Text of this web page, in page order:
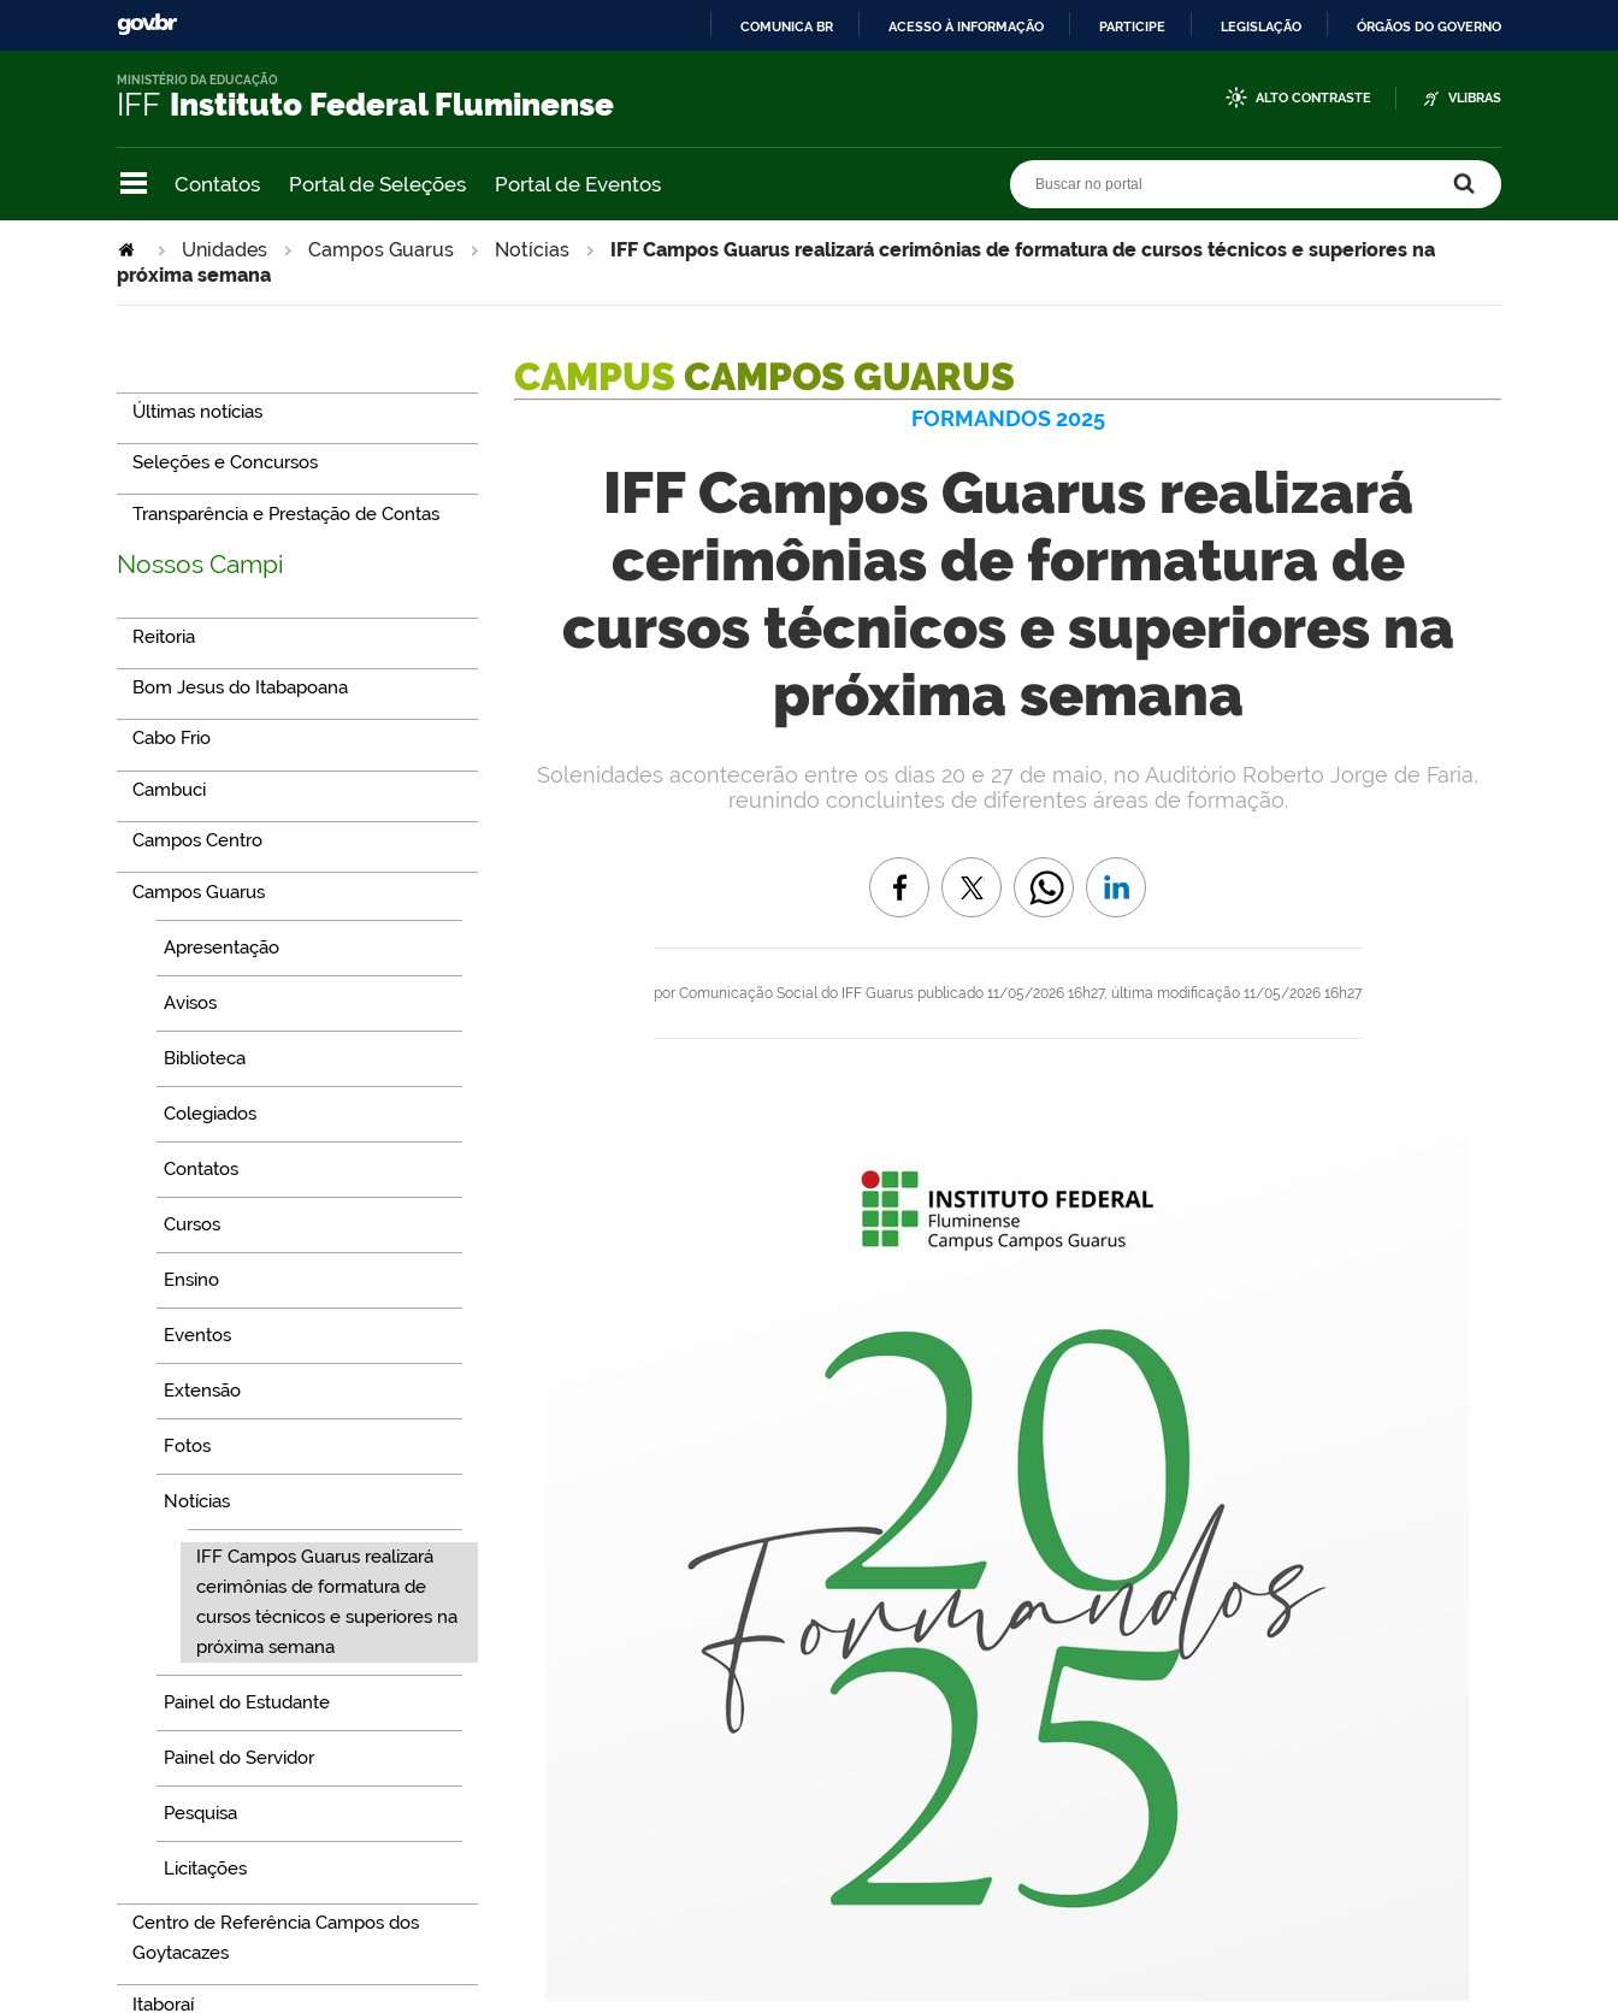
COMUNICA BR ACESSO À INFORMAÇÃO PARTICIPE LEGISLAÇÃO ÓRGÃOS DO GOVERNO
IFF Instituto Federal Fluminense
MINISTÉRIO DA EDUCAÇÃO
ALTO CONTRASTE VLIBRAS
Contatos Portal de Seleções Portal de Eventos
Unidades Campos Guarus Notícias
IFF Campos Guarus realizará cerimônias de formatura de cursos técnicos e superiores na
próxima semana
Últimas notícias
Seleções e Concursos
Transparência e Prestação de Contas
Nossos Campi
Reitoria
Bom Jesus do Itabapoana
Cabo Frio
Cambuci
Campos Centro
Campos Guarus
Apresentação
Avisos
Biblioteca
Colegiados
Contatos
Cursos
Ensino
Eventos
Extensão
Fotos
Notícias
IFF Campos Guarus realizará
cerimônias de formatura de
cursos técnicos e superiores na
próxima semana
Painel do Estudante
Painel do Servidor
Pesquisa
Licitações
Centro de Referência Campos dos
Goytacazes
Itaboraí
CAMPUS CAMPOS GUARUS
FORMANDOS 2025
IFF Campos Guarus realizará
cerimônias de formatura de
cursos técnicos e superiores na
próxima semana
por Comunicação Social do IFF Guarus publicado 11/05/2026 16h27, última modificação 11/05/2026 16h27
Solenidades acontecerão entre os dias 20 e 27 de maio, no Auditório Roberto Jorge de Faria,
reunindo concluintes de diferentes áreas de formação.